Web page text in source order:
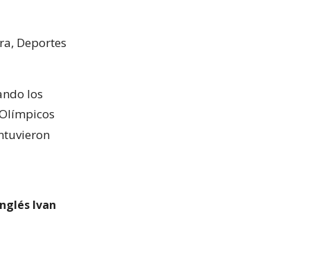
Deportes
los
Ivan